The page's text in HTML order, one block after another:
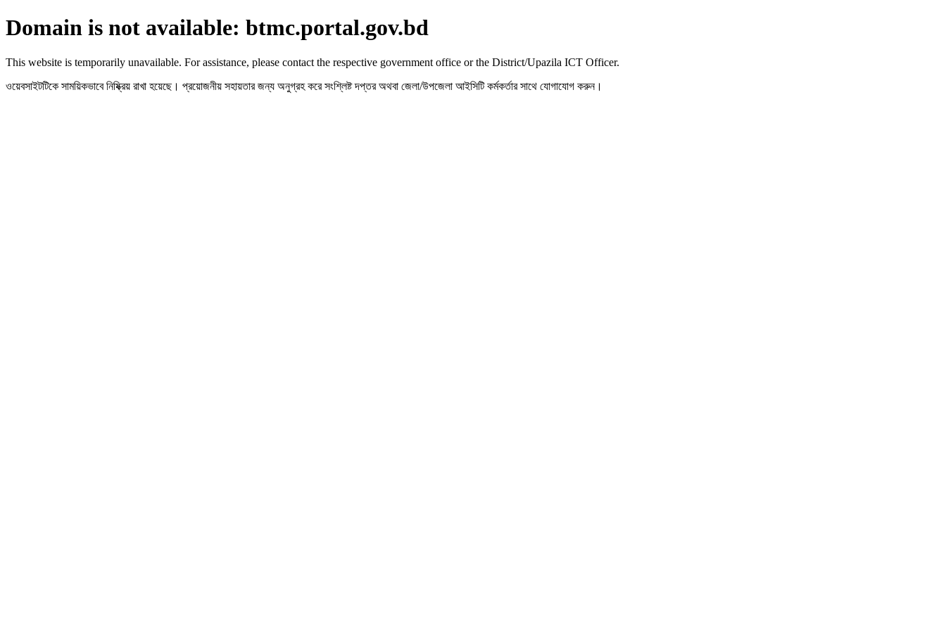
Domain is not available: btmc.portal.gov.bd
This website is temporarily unavailable. For assistance, please contact the respective government office or the District/Upazila ICT Officer.
ওয়েবসাইটটিকে সাময়িকভাবে নিষ্ক্রিয় রাখা হয়েছে। প্রয়োজনীয় সহায়তার জন্য অনুগ্রহ করে সংশ্লিষ্ট দপ্তর অথবা জেলা/উপজেলা আইসিটি কর্মকর্তার সাথে যোগাযোগ করুন।